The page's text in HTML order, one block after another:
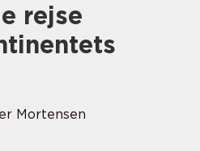
rejse
Mortensen